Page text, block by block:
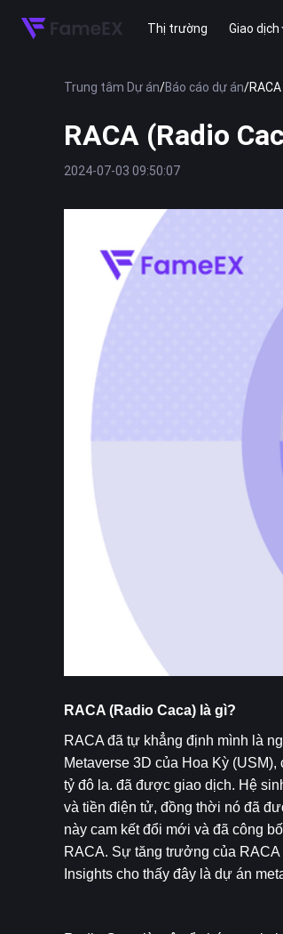
Thị trường Giao dịch
Trung tâm Dự án/Báo cáo dự án/
RACA (Radio
2024-07-03 09:50:07
RACA (Radio Caca) là gì?
RACA đã tự khẳng định mình là
Metaverse 3D của Hoa Kỳ
tỷ đô la. đã được giao dịch. Hệ
và tiền điện tử, đồng thời nó đã
này cam kết đổi mới và đã công
RACA. Sự tăng trưởng của
Insights cho thấy đây là dự án